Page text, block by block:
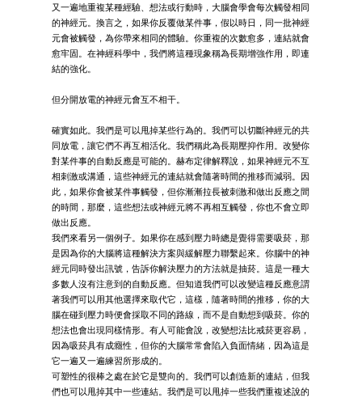
又一遍地重複某種經驗、想法或行動時，大腦會學會每次觸發相同
的神經元。換言之，如果你反覆做某件事，假以時日，同一批神經
元會被觸發，為你帶來相同的體驗。你重複的次數愈多，連結就會
愈牢固。在神經科學中，我們將這種現象稱為長期增強作用，即連
結的強化。
但分開放電的神經元會互不相干。
確實如此。我們是可以甩掉某些行為的。我們可以切斷神經元的共
同放電，讓它們不再互相活化。我們稱此為長期壓抑作用。改變你
對某件事的自動反應是可能的。赫布定律解釋說，如果神經元不互
相刺激或溝通，這些神經元的連結就會隨著時間的推移而減弱。因
此，如果你會被某件事觸發，但你漸漸拉長被刺激和做出反應之間
的時間，那麼，這些想法或神經元將不再相互觸發，你也不會立即
做出反應。
我們來看另一個例子。如果你在感到壓力時總是覺得需要吸菸，那
是因為你的大腦將這種解決方案與緩解壓力聯繫起來。你腦中的神
經元同時發出訊號，告訴你解決壓力的方法就是抽菸。這是一種大
多數人沒有注意到的自動反應。但知道我們可以改變這種反應意謂
著我們可以用其他選擇來取代它，這樣，隨著時間的推移，你的大
腦在碰到壓力時便會採取不同的路線，而不是自動想到吸菸。你的
想法也會出現同樣情形。有人可能會說，改變想法比戒菸更容易，
因為吸菸具有成癮性，但你的大腦常常會陷入負面情緒，因為這是
它一遍又一遍練習所形成的。
可塑性的很棒之處在於它是雙向的。我們可以創造新的連結，但我
們也可以甩掉其中一些連結。我們是可以甩掉一些我們重複述說的